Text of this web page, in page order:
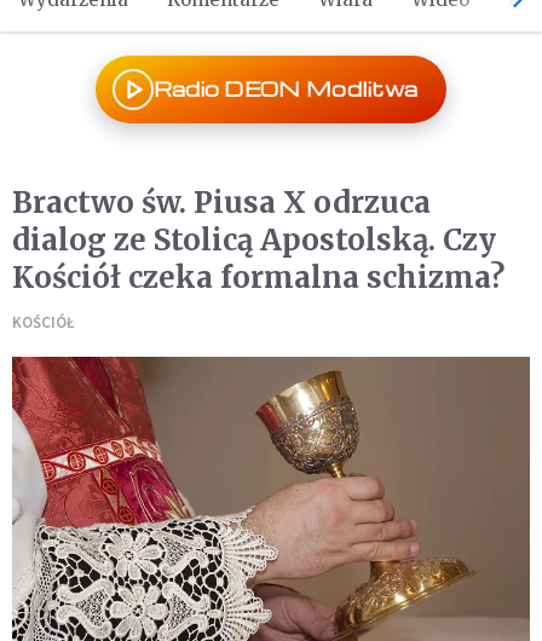
Radio DEON Modlitwa
Bractwo św. Piusa X odrzuca
dialog ze Stolicą Apostolską. Czy
Kościół czeka formalna schizma?
KOŚCIÓŁ